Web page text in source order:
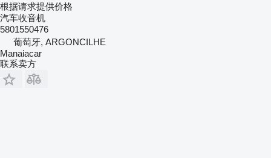
根据请求提供价格
汽车收音机
5801550476
葡萄牙, ARGONCILHE
Manaiacar
联系卖方